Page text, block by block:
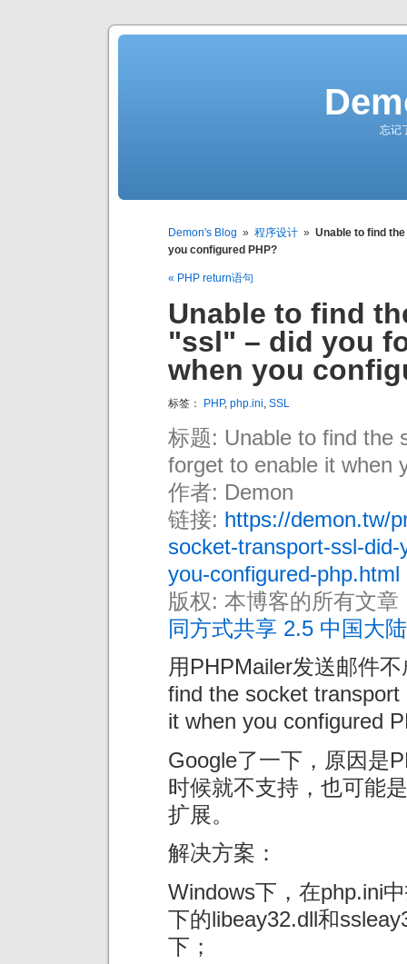
忘记
Demon's Blog » 程序设计 » Unable to find
you configured PHP?
« PHP return语句
Unable to find
"ssl" – did you
when you
标签： PHP, php.ini, SSL
标题: Unable to find the
forget to enable it when
作者: Demon
链接: https://demon.tw/
socket-transport-ssl-
you-configured-php.html
版权: 本博客的所有文章
同方式共享 2.5 中国大陆
用PHPMailer发送邮件
find the socket
it when you configured
Google了一下，原因是
时候就不支持，也可能
扩展。
解决方案：
Windows下，在php.ini
下的libeay32.dll和
下；